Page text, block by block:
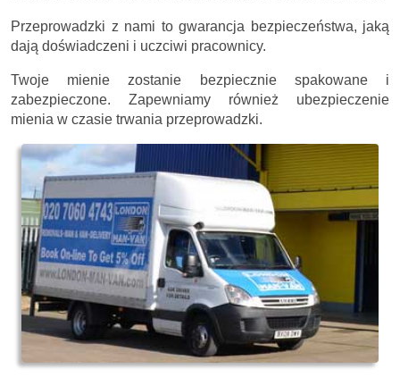
Przeprowadzki z nami to gwarancja bezpieczeństwa, jaką
dają doświadczeni i uczciwi pracownicy.
Twoje mienie zostanie bezpiecznie spakowane i
zabezpieczone. Zapewniamy również ubezpieczenie
mienia w czasie trwania przeprowadzki.